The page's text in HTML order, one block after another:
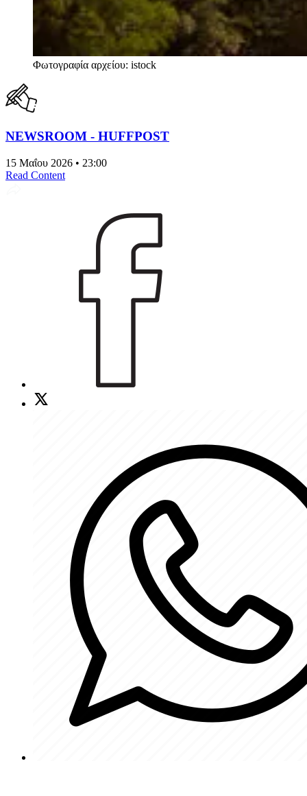
Φωτογραφία αρχείου: istock
NEWSROOM - HUFFPOST
15 Μαΐου 2026 • 23:00
Read Content